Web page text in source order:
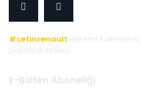
#cetinrenault etiketini
paylaşabilirsiniz.
E-Bülten Aboneliği